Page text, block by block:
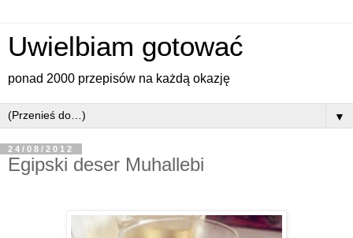
Uwielbiam gotować
ponad 2000 przepisów na każdą okazję
▼
24/08/2012
Egipski deser Muhallebi